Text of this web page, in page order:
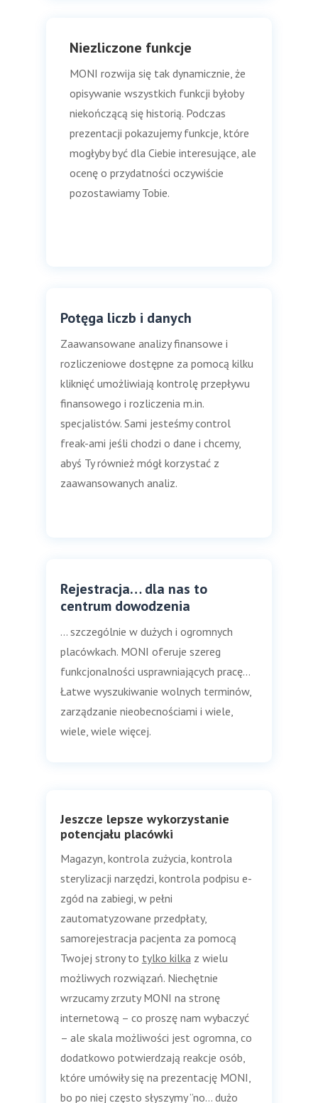
Niezliczone funkcje
MONI rozwija się tak dynamicznie, że
opisywanie wszystkich funkcji byłoby
niekończącą się historią. Podczas
prezentacji pokazujemy funkcje, które
mogłyby być dla Ciebie interesujące, ale
ocenę o przydatności oczywiście
pozostawiamy Tobie.
Potęga liczb i danych
Zaawansowane analizy finansowe i
rozliczeniowe dostępne za pomocą kilku
kliknięć umożliwiają kontrolę przepływu
finansowego i rozliczenia m.in.
specjalistów. Sami jesteśmy control
freak-ami jeśli chodzi o dane i chcemy,
abyś Ty również mógł korzystać z
zaawansowanych analiz.
Rejestracja… dla nas to
centrum dowodzenia
… szczególnie w dużych i ogromnych
placówkach. MONI oferuje szereg
funkcjonalności usprawniających pracę…
Łatwe wyszukiwanie wolnych terminów,
zarządzanie nieobecnościami i wiele,
wiele, wiele więcej.
Jeszcze lepsze wykorzystanie
potencjału placówki
Magazyn, kontrola zużycia, kontrola
sterylizacji narzędzi, kontrola podpisu e-
zgód na zabiegi, w pełni
zautomatyzowane przedpłaty,
samorejestracja pacjenta za pomocą
Twojej strony to tylko kilka z wielu
możliwych rozwiązań. Niechętnie
wrzucamy zrzuty MONI na stronę
internetową – co proszę nam wybaczyć
– ale skala możliwości jest ogromna, co
dodatkowo potwierdzają reakcje osób,
które umówiły się na prezentację MONI,
bo po niej często słyszymy ”no… dużo